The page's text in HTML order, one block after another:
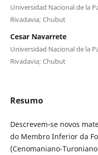
Universidad Nacional de la
Rivadavia; Chubut
Cesar Navarrete
Universidad Nacional de la
Rivadavia; Chubut
Resumo
Descrevem-se novos
do Membro Inferior da
(Cenomaniano-